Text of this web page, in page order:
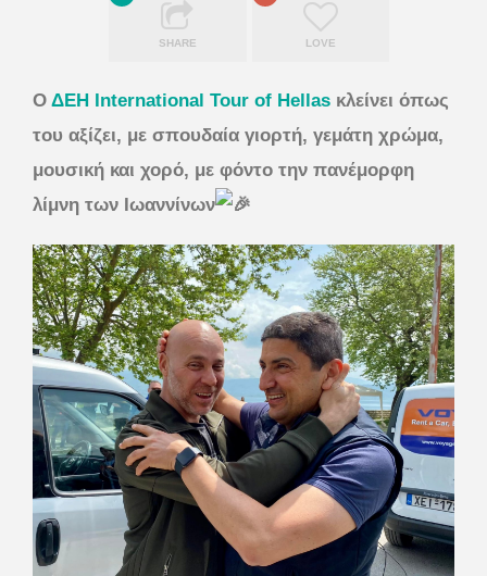
SHARE LOVE
Ο ΔΕΗ International Tour of Hellas κλείνει όπως
του αξίζει, με σπουδαία γιορτή, γεμάτη χρώμα,
μουσική και χορό, με φόντο την πανέμορφη
λίμνη των Ιωαννίνων